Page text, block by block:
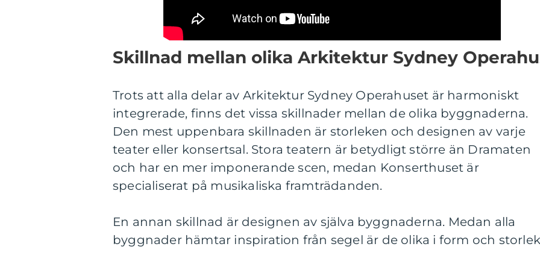
Skillnad mellan olika Arkitektur Sydney
Trots att alla delar av Arkitektur Sydney Operahuset är harmoniskt
integrerade, finns det vissa skillnader mellan de olika byggnaderna.
Den mest uppenbara skillnaden är storleken och designen av varje
teater eller konsertsal. Stora teatern är betydligt större än Dramaten
och har en mer imponerande scen, medan Konserthuset är
specialiserat på musikaliska framträdanden.
En annan skillnad är designen av själva byggnaderna. Medan alla
byggnader hämtar inspiration från segel är de olika i form och